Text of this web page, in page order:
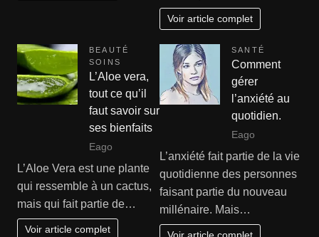
Voir article complet
BEAUTÉ
SOINS
L’Aloe vera,
tout ce qu’il
faut savoir sur
ses bienfaits
Eago
L’Aloe Vera est une plante
qui ressemble à un cactus,
mais qui fait partie de…
Voir article complet
SANTÉ
Comment
gérer
l’anxiété au
quotidien.
Eago
L’anxiété fait partie de la vie
quotidienne des personnes
faisant partie du nouveau
millénaire. Mais…
Voir article complet